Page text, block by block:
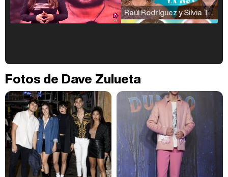
Raúl Rodríguez y Silvia Taulés nos cuentan su papel en 'La familia de la tele'
Fotos de Dave Zulueta